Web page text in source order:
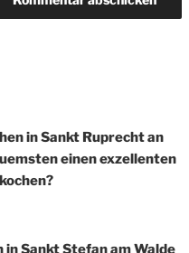
in Sankt Ruprecht an
einen exzellenten
Sankt Stefan am Walde